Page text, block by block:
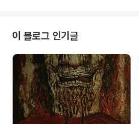
이 블로그 인기글